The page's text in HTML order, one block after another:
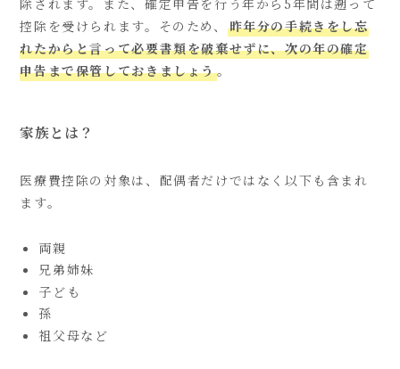
控除を受けられます。そのため、 昨年分の手続きをし忘
れたからと言って必要書類を破棄せずに、次の年の確定
申告まで保管しておきましょう。
家族とは？
医療費控除の対象は、配偶者だけではなく以下も含まれ
ます。
両親
兄弟姉妹
子ども
孫
祖父母など